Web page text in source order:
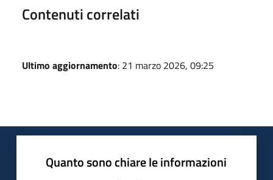
Contenuti correlati
Ultimo aggiornamento: 21 marzo 2026, 09:25
Quanto sono chiare le informazioni